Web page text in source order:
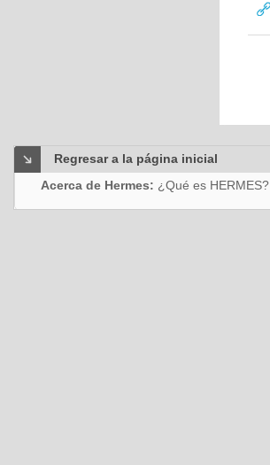
Regresar a la página inicial
Acerca de Hermes: ¿Qué es HERMES?